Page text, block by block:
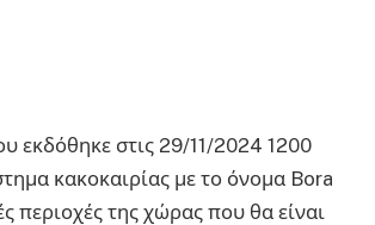
εκδόθηκε στις 29/11/2024 1200
κακοκαιρίας με το όνομα Bora
περιοχές της χώρας που θα είναι